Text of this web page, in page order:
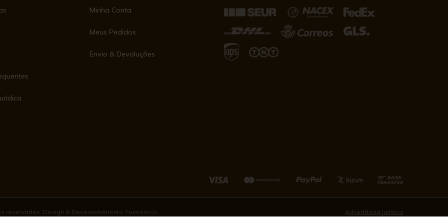
Minha Conta
Meus Pedidos
Envio & Devoluções
reservados. Design & Desenvolvimento: Numéricco Advertência jurídica